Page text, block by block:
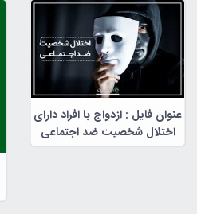
عنوان فایل : ازدواج با افراد دارای
اختلال شخصیت ضد اجتماعی